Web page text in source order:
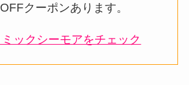
クーポンあります。
ックシーモアをチェック